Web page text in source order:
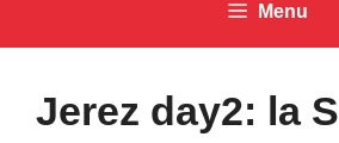
Menu
Jerez day2: la